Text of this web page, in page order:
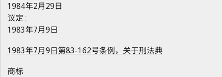
1984年2月29日
议定 :
1983年7月9日
1983年7月9日第83-162号条例，关于刑法典
商标